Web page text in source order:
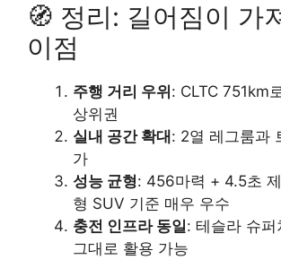
🧭 정리: 길어짐이 가
이점
주행 거리 우위 : CLTC 751km
상위권
실내 공간 확대 : 2열 레그룸과
가
성능 균형: 456마력 + 4.5초
형 SUV 기준 매우 우수
충전 인프라 동일: 테슬라 슈
그대로 활용 가능